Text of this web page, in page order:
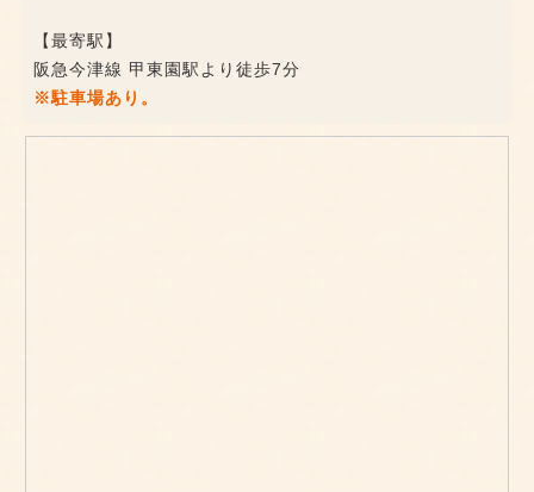
【最寄駅】
阪急今津線 甲東園駅より徒歩7分
※駐車場あり。